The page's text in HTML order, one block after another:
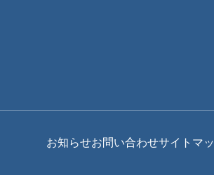
お知らせお問い合わせサイトマ